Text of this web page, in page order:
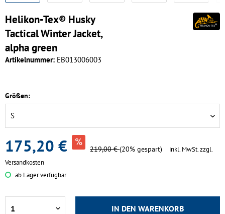
Helikon-Tex® Husky
Tactical Winter Jacket,
alpha green
Artikelnummer: EB013006003
Größen:
175,20 € 219,00 €(20% gespart) inkl. MwSt.zzgl.
Versandkosten
ab Lager verfügbar
IN DEN WARENKORB